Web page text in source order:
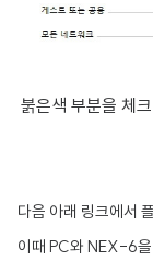
붉은색 부분을 체
다음 아래 링크에서
이때 PC와 NEX-6을